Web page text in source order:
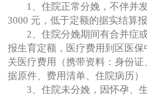
1、住院正常分娩 ，不伴并
3000 元，低于定额的据实结算报
2、住院分娩期间有合并症
报生育定额 ，医疗费用到区医保
关医疗费用（携带资料：身份
据原件、费用清单、住院病历）
3、住院未分娩，因怀孕、